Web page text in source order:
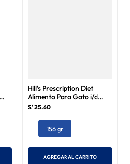
Hill's Prescription Diet
Alimento Para Gato i/d
Digestive Care 156 gr
S/25.60
156 gr
AGREGAR AL CARRITO